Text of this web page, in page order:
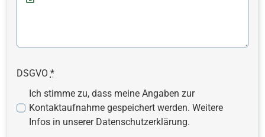
DSGVO *
Ich stimme zu, dass meine Angaben zur
Kontaktaufnahme gespeichert werden. Weitere
Infos in unserer Datenschutzerklärung.